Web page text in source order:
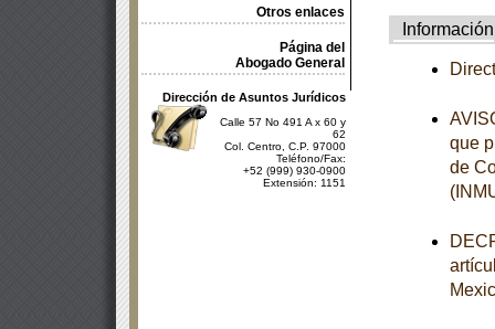
Otros enlaces
Página del
Abogado General
Dirección de Asuntos Jurídicos
Calle 57 No 491 A x 60 y
62
Col. Centro, C.P. 97000
Teléfono/Fax:
+52 (999) 930-0900
Extensión: 1151
Información
que
de